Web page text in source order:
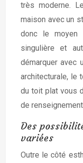
très moderne.
maison avec un
donc le moyen
singulière et
démarquer avec
architecturale, le
du toit plat vous
de
Des
variées
Outre le côté